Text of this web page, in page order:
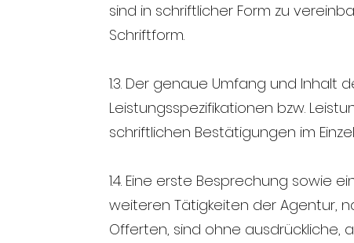
sind in schriftlicher Form zu
Schriftform.
1.3. Der genaue Umfang und
Leistungsspezifikationen bzw.
schriftlichen Bestätigungen im
1.4. Eine erste Besprechung sowie
weiteren Tätigkeiten der Agentur,
Offerten, sind ohne ausdrückliche,